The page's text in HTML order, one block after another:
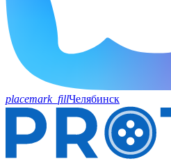
placemark_fillЧелябинск